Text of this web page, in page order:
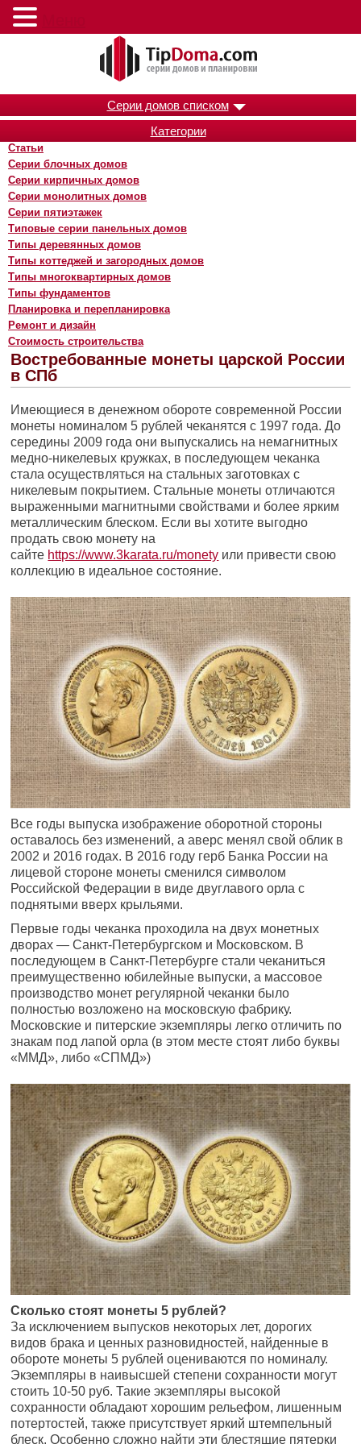
Серии домов списком
Категории
Статьи
Серии блочных домов
Серии кирпичных домов
Серии монолитных домов
Серии пятиэтажек
Типовые серии панельных домов
Типы деревянных домов
Типы коттеджей и загородных домов
Типы многоквартирных домов
Типы фундаментов
Планировка и перепланировка
Ремонт и дизайн
Стоимость строительства
Востребованные монеты царской России
в СПб
Имеющиеся в денежном обороте современной России
монеты номиналом 5 рублей чеканятся с 1997 года. До
середины 2009 года они выпускались на немагнитных
медно-никелевых кружках, в последующем чеканка
стала осуществляться на стальных заготовках с
никелевым покрытием. Стальные монеты отличаются
выраженными магнитными свойствами и более ярким
металлическим блеском. Если вы хотите выгодно
продать свою монету на
сайте https://www.3karata.ru/monety или привести свою
коллекцию в идеальное состояние.
Все годы выпуска изображение оборотной стороны
оставалось без изменений, а аверс менял свой облик в
2002 и 2016 годах. В 2016 году герб Банка России на
лицевой стороне монеты сменился символом
Российской Федерации в виде двуглавого орла с
поднятыми вверх крыльями.
Первые годы чеканка проходила на двух монетных
дворах — Санкт-Петербургском и Московском. В
последующем в Санкт-Петербурге стали чеканиться
преимущественно юбилейные выпуски, а массовое
производство монет регулярной чеканки было
полностью возложено на московскую фабрику.
Московские и питерские экземпляры легко отличить по
знакам под лапой орла (в этом месте стоят либо буквы
«ММД», либо «СПМД»)
Сколько стоят монеты 5 рублей?
За исключением выпусков некоторых лет, дорогих
видов брака и ценных разновидностей, найденные в
обороте монеты 5 рублей оцениваются по номиналу.
Экземпляры в наивысшей степени сохранности могут
стоить 10-50 руб. Такие экземпляры высокой
сохранности обладают хорошим рельефом, лишенным
потертостей, также присутствует яркий штемпельный
блеск. Особенно сложно найти эти блестящие пятерки